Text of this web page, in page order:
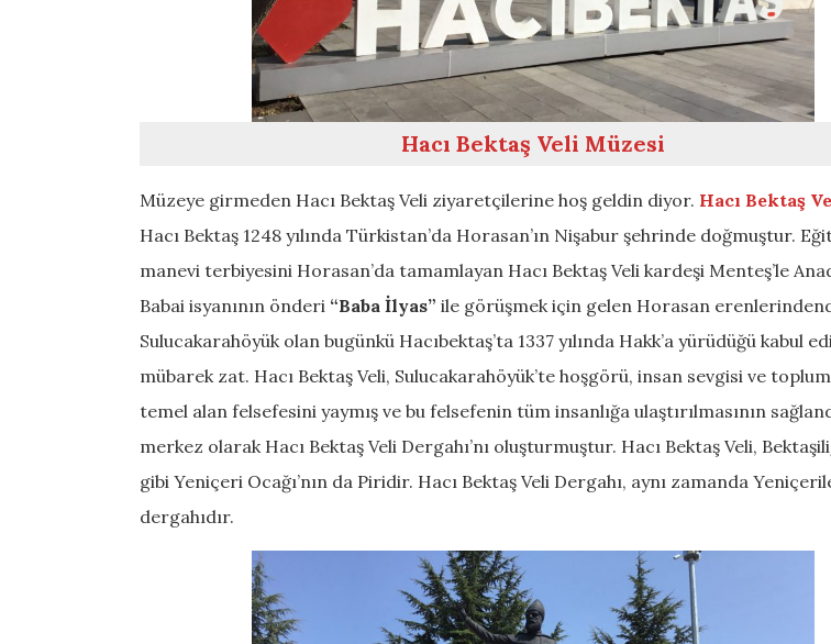
Hacı Bektaş Veli Müzesi
Müzeye girmeden Hacı Bektaş Veli ziyaretçilerine hoş geldin diyor. Hacı Bektaş
Hacı Bektaş 1248 yılında Türkistan’da Horasan’ın Nişabur şehrinde doğmuştur.
manevi terbiyesini Horasan’da tamamlayan Hacı Bektaş Veli kardeşi Menteş’le
Babai isyanının önderi “Baba İlyas” ile görüşmek için gelen Horasan
Sulucakarahöyük olan bugünkü Hacıbektaş’ta 1337 yılında Hakk’a yürüdüğü kabul
mübarek zat. Hacı Bektaş Veli, Sulucakarahöyük’te hoşgörü, insan sevgisi ve
temel alan felsefesini yaymış ve bu felsefenin tüm insanlığa ulaştırılmasının
merkez olarak Hacı Bektaş Veli Dergahı’nı oluşturmuştur. Hacı Bektaş Veli,
gibi Yeniçeri Ocağı’nın da Piridir. Hacı Bektaş Veli Dergahı, aynı zamanda
dergahıdır.